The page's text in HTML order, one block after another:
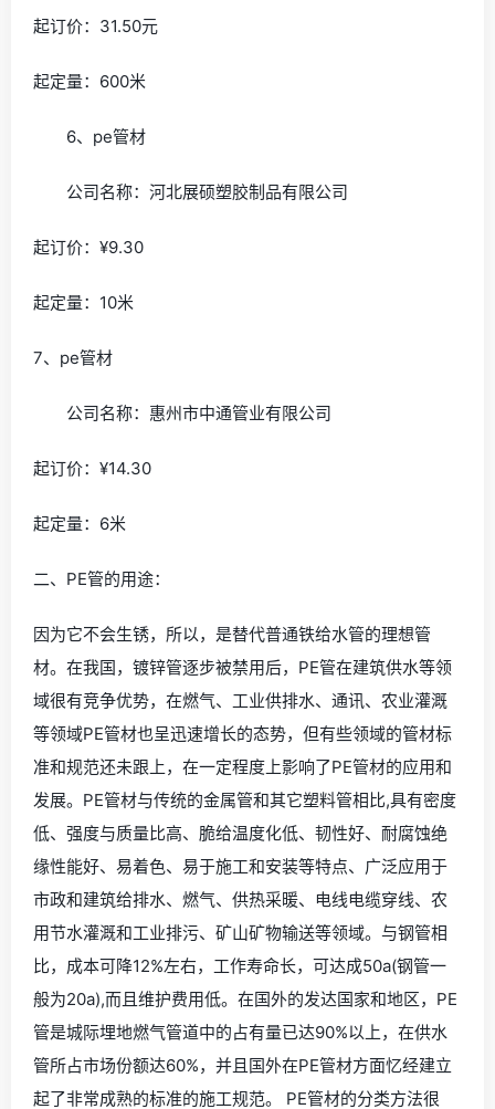
起订价：31.50元
起定量：600米
6、pe管材
公司名称：河北展硕塑胶制品有限公司
起订价：¥9.30
起定量：10米
7、pe管材
公司名称：惠州市中通管业有限公司
起订价：¥14.30
起定量：6米
二、PE管的用途：
因为它不会生锈，所以，是替代普通铁给水管的理想管
材。在我国，镀锌管逐步被禁用后，PE管在建筑供水等领
域很有竞争优势，在燃气、工业供排水、通讯、农业灌溉
等领域PE管材也呈迅速增长的态势，但有些领域的管材标
准和规范还未跟上，在一定程度上影响了PE管材的应用和
发展。PE管材与传统的金属管和其它塑料管相比,具有密度
低、强度与质量比高、脆给温度化低、韧性好、耐腐蚀绝
缘性能好、易着色、易于施工和安装等特点、广泛应用于
市政和建筑给排水、燃气、供热采暖、电线电缆穿线、农
用节水灌溉和工业排污、矿山矿物输送等领域。与钢管相
比，成本可降12%左右，工作寿命长，可达成50a(钢管一
般为20a),而且维护费用低。在国外的发达国家和地区，PE
管是城际埋地燃气管道中的占有量已达90%以上，在供水
管所占市场份额达60%，并且国外在PE管材方面忆经建立
起了非常成熟的标准的施工规范。 PE管材的分类方法很